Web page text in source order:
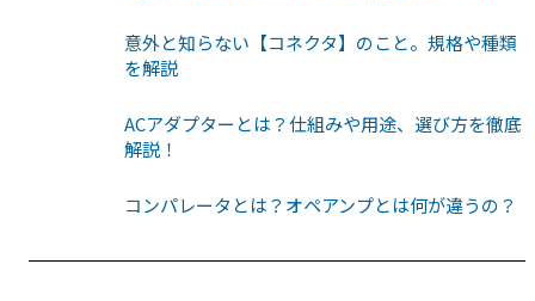
意外と知らない【コネクタ】のこと。規格や種類
を解説
ACアダプターとは？仕組みや用途、選び方を徹底
解説！
コンパレータとは？オペアンプとは何が違うの？